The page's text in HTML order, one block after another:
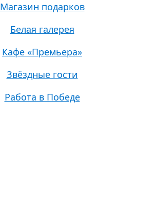
Магазин подарков
Белая галерея
Кафе «Премьера»
Звёздные гости
Работа в Победе